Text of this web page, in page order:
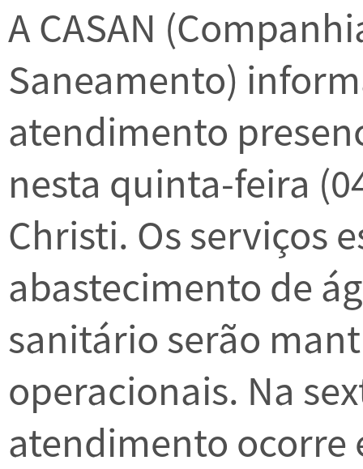
A CASAN
Saneamento)
atendimento
nesta quinta-feira
Christi. Os serviços
abastecimento de
sanitário serão
operacionais. Na
atendimento